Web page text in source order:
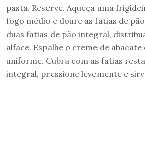
pasta. Reserve. Aqueça uma
fogo médio e doure as fatias de
duas fatias de pão integral,
alface. Espalhe o creme de
uniforme. Cubra com as fatias
integral, pressione levemente e